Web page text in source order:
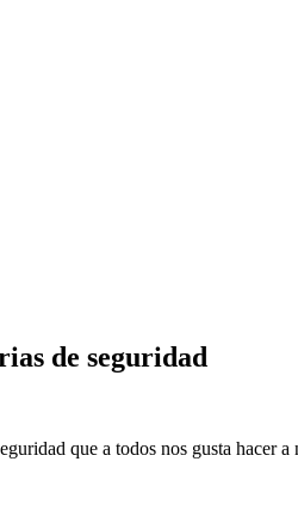
de seguridad
que a todos nos gusta hacer